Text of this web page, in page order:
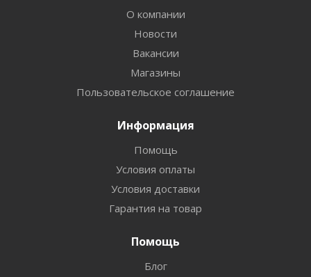
О компании
Новости
Вакансии
Магазины
Пользовательское соглашение
Информация
Помощь
Условия оплаты
Условия доставки
Гарантия на товар
Помощь
Блог